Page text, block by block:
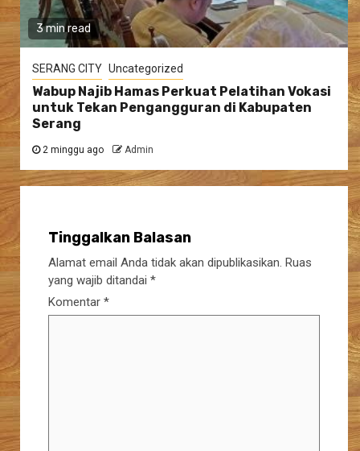
3 min read
SERANG CITY Uncategorized
Wabup Najib Hamas Perkuat Pelatihan Vokasi
untuk Tekan Pengangguran di Kabupaten
Serang
2 minggu ago Admin
Tinggalkan Balasan
Alamat email Anda tidak akan dipublikasikan. Ruas
yang wajib ditandai *
Komentar *